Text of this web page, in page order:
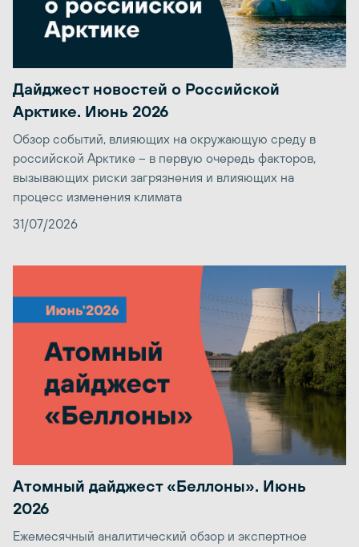
Дайджест новостей о Российской
Арктике. Июнь 2026
Обзор событий, влияющих на окружающую среду в
российской Арктике – в первую очередь факторов,
вызывающих риски загрязнения и влияющих на
процесс изменения климата
31/07/2026
Атомный дайджест «Беллоны». Июнь
2026
Ежемесячный аналитический обзор и экспертное